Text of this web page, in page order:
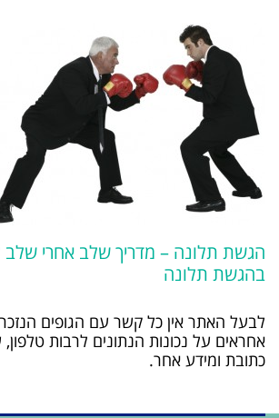
הגשת תלונה – מדריך שלב אחרי
בהגשת תלונה
לבעל האתר אין כל קשר עם הגופים
אחראים על נכונות הנתונים לרבות
כתובת ומידע אחר.